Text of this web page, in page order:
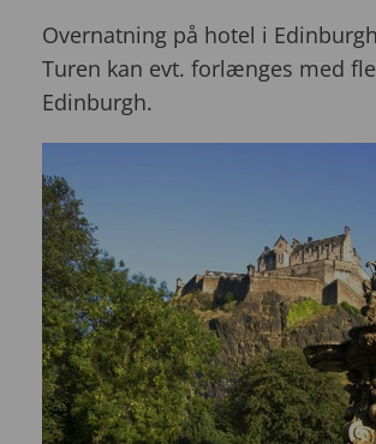
Overnatning på hotel i
Turen kan evt. forlænges med
Edinburgh.